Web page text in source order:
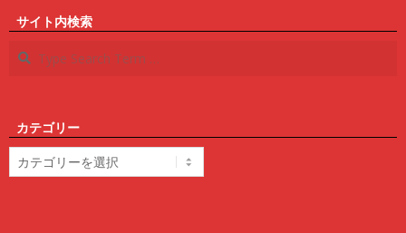
サイト内検索
Search
カテゴリー
テ